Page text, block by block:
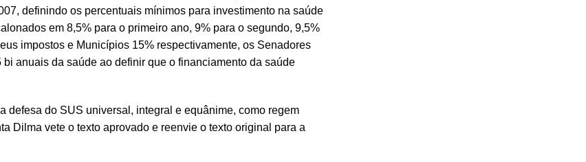
definindo os percentuais mínimos para investimento na saúde
em 8,5% para o primeiro ano, 9% para o segundo, 9,5%
impostos e Municípios 15% respectivamente, os Senadores
anuais da saúde ao definir que o financiamento da saúde
defesa do SUS universal, integral e equânime, como regem
Dilma vete o texto aprovado e reenvie o texto original para a